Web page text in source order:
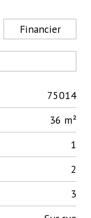
Financier
75014
36 m²
1
2
3